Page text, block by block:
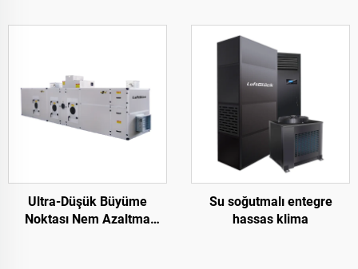
Ultra-Düşük Büyüme
Noktası Nem Azaltma
Su soğutmalı entegre
hassas klima